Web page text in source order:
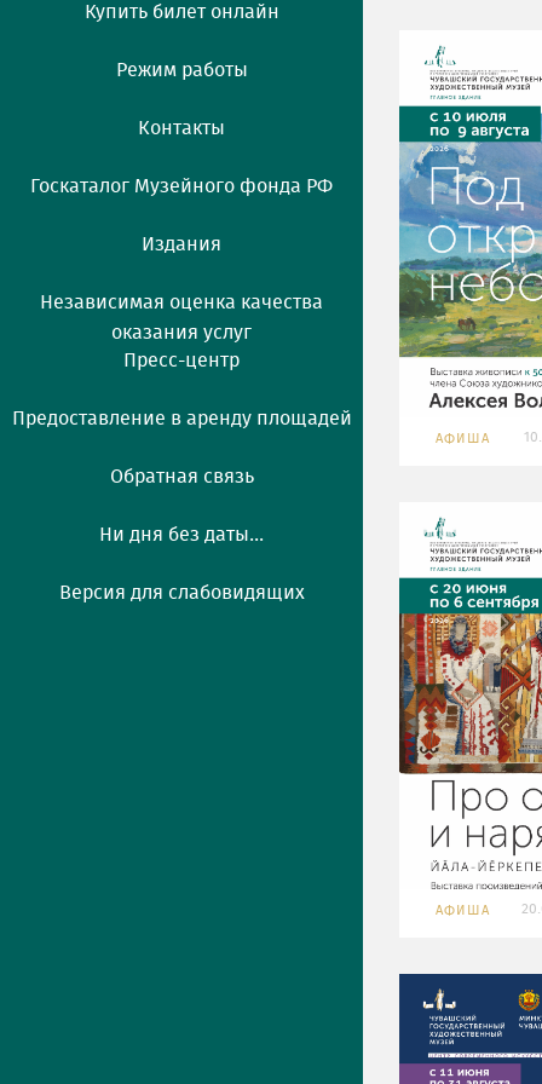
Купить билет онлайн
Режим работы
Контакты
Госкаталог Музейного фонда РФ
Издания
Независимая оценка качества
оказания услуг
Пресс-центр
Предоставление в аренду площадей
Обратная связь
Ни дня без даты...
Версия для слабовидящих
АФИША
АФИША